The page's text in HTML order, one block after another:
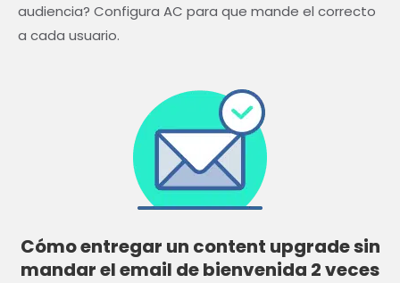
audiencia? Configura AC para que mande el correcto
a cada usuario.
Cómo entregar un content upgrade sin
mandar el email de bienvenida 2 veces